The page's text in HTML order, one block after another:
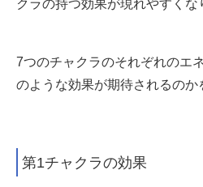
クラの持つ効果が現れやすくな
7つのチャクラのそれぞれのエ
のような効果が期待されるのか
第1チャクラの効果